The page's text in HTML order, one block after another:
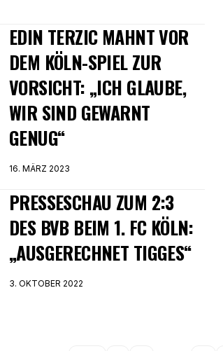
EDIN TERZIC MAHNT VOR
DEM KÖLN-SPIEL ZUR
VORSICHT: „ICH GLAUBE,
WIR SIND GEWARNT
GENUG“
16. MÄRZ 2023
PRESSESCHAU ZUM 2:3
DES BVB BEIM 1. FC KÖLN:
„AUSGERECHNET TIGGES“
3. OKTOBER 2022